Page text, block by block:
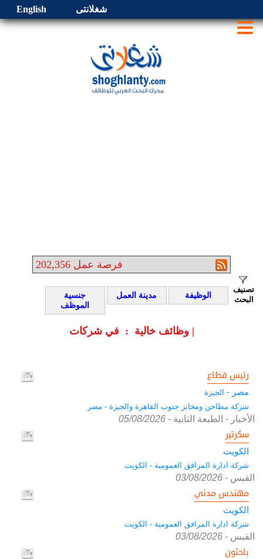
شغلانتى English
202,356 فرصة عمل
تصنيف
البحث
الوظيفة مدينة العمل
جنسية
الموظف
وظائف خالية : في شركات |
رئيس قطاع
مصر - الجيزة
شركة مطاحن ومخابز جنوب القاهرة والجيزة - مصر
الأخبار - الطبعة الثانية -
05/08/2026
سكرتير
الكويت
شركة ادارة المرافق العمومية - الكويت
القبس -
03/08/2026
مهندس مدني
الكويت
شركة ادارة المرافق العمومية - الكويت
القبس -
03/08/2026
باحثون